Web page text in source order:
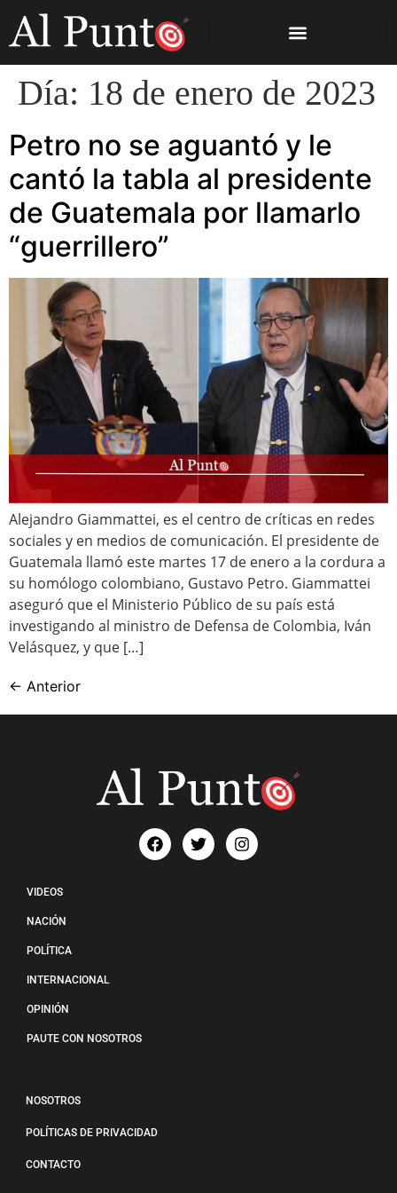
Día: 18 de enero de 2023
Petro no se aguantó y le
cantó la tabla al presidente
de Guatemala por llamarlo
“guerrillero”
Alejandro Giammattei, es el centro de críticas en redes
sociales y en medios de comunicación. El presidente de
Guatemala llamó este martes 17 de enero a la cordura a
su homólogo colombiano, Gustavo Petro. Giammattei
aseguró que el Ministerio Público de su país está
investigando al ministro de Defensa de Colombia, Iván
Velásquez, y que […]
← Anterior
VIDEOS
NACIÓN
POLÍTICA
INTERNACIONAL
OPINIÓN
PAUTE CON NOSOTROS
NOSOTROS
POLÍTICAS DE PRIVACIDAD
CONTACTO